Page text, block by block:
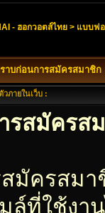
- ฮอกวอตส์ไทย > แบบฟ
าบก่อนการสมัครสมาชิก
ภายในเว็บ :
รสมัครส
มัครสม
ล์ที่ใช้งา